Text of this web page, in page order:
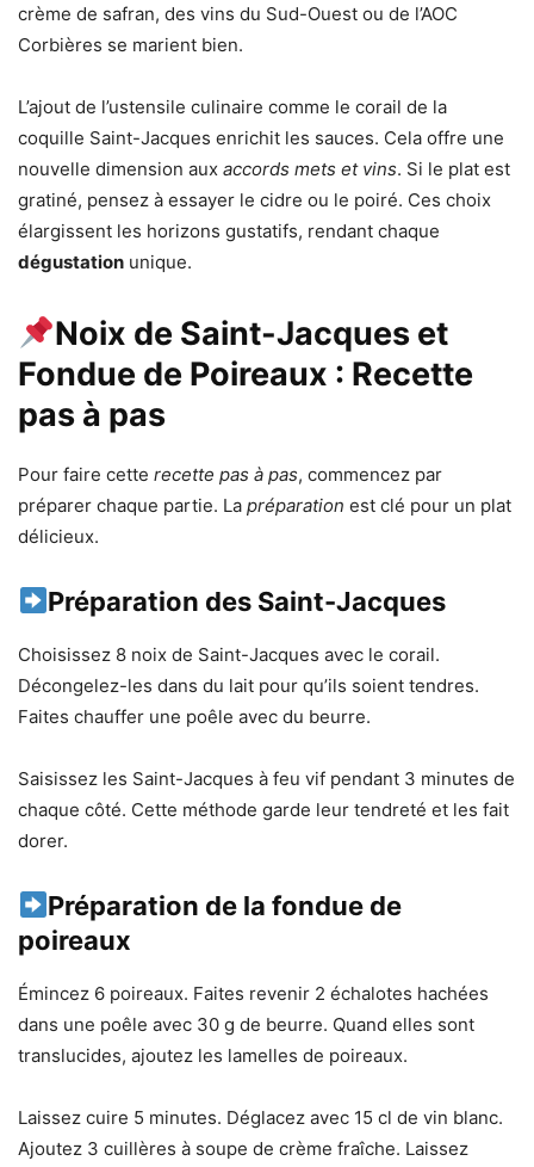
crème de safran, des vins du Sud-Ouest ou de l’AOC
Corbières se marient bien.
L’ajout de l’ustensile culinaire comme le corail de la
coquille Saint-Jacques enrichit les sauces. Cela offre une
nouvelle dimension aux accords mets et vins. Si le plat est
gratiné, pensez à essayer le cidre ou le poiré. Ces choix
élargissent les horizons gustatifs, rendant chaque
dégustation unique.
Noix de Saint-Jacques et
Fondue de Poireaux : Recette
pas à pas
Pour faire cette recette pas à pas, commencez par
préparer chaque partie. La préparation est clé pour un plat
délicieux.
Préparation des Saint-Jacques
Choisissez 8 noix de Saint-Jacques avec le corail.
Décongelez-les dans du lait pour qu’ils soient tendres.
Faites chauffer une poêle avec du beurre.
Saisissez les Saint-Jacques à feu vif pendant 3 minutes de
chaque côté. Cette méthode garde leur tendreté et les fait
dorer.
Préparation de la fondue de
poireaux
Émincez 6 poireaux. Faites revenir 2 échalotes hachées
dans une poêle avec 30 g de beurre. Quand elles sont
translucides, ajoutez les lamelles de poireaux.
Laissez cuire 5 minutes. Déglacez avec 15 cl de vin blanc.
Ajoutez 3 cuillères à soupe de crème fraîche. Laissez